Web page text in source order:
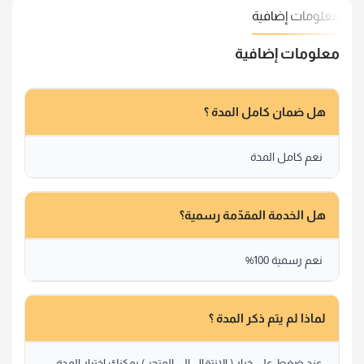
معلومات إضافية
معلومات إضافية
هل ضمان كامل المدة ؟
نعم كامل المدة
هل الخدمة المقدّمة رسمية؟
نعم رسمية 100%
لماذا لم يتم ذكر المدة ؟